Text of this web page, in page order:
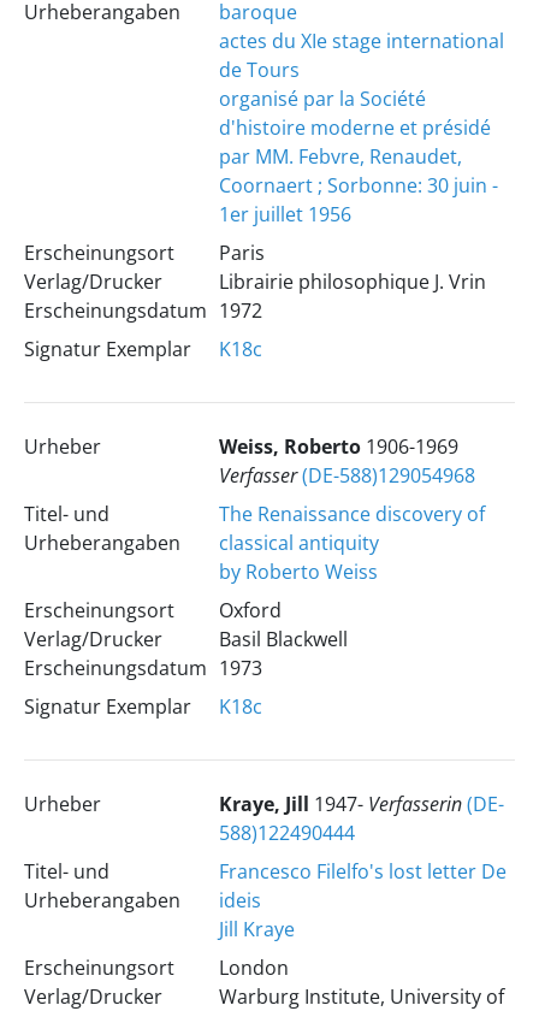
Urheberangaben
baroque
actes du XIe stage international
de Tours
organisé par la Société
d'histoire moderne et présidé
par MM. Febvre, Renaudet,
Coornaert ; Sorbonne: 30 juin -
1er juillet 1956
Erscheinungsort
Verlag/Drucker
Erscheinungsdatum
Paris
Librairie philosophique J. Vrin
1972
Signatur Exemplar
K18c
Urheber Weiss, Roberto 1906-1969
Verfasser(DE-588)129054968
Titel- und
Urheberangaben
The Renaissance discovery of
classical antiquity
by Roberto Weiss
Erscheinungsort
Verlag/Drucker
Erscheinungsdatum
Oxford
Basil Blackwell
1973
Signatur Exemplar
K18c
Urheber Kraye, Jill 1947- Verfasserin(DE-
588)122490444
Titel- und
Urheberangaben
Francesco Filelfo's lost letter De
ideis
Jill Kraye
Erscheinungsort
Verlag/Drucker
London
Warburg Institute, University of